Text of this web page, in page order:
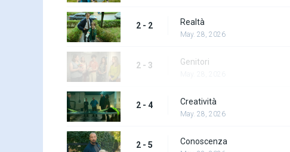
2 - 2 Realtà
May. 28, 2026
2 - 3 Genitori
2 - 4 Creatività
May. 28, 2026
2 - 5 Conoscenza